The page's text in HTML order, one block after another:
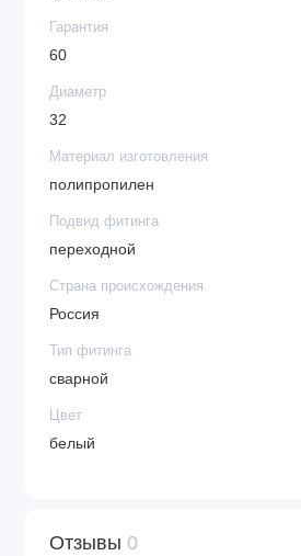
Гарантия
60
Диаметр
32
Материал изготовления
полипропилен
Подвид фитинга
переходной
Страна происхождения
Россия
Тип фитинга
сварной
Цвет
белый
Отзывы 0